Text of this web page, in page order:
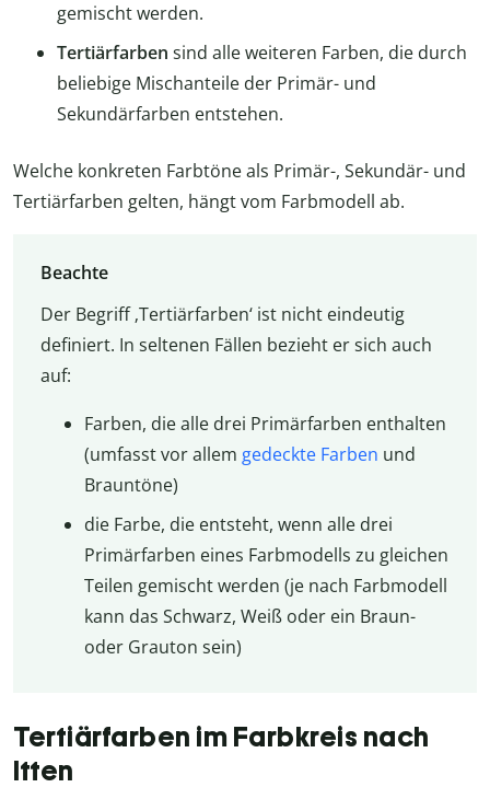
gemischt werden.
Tertiärfarben sind alle weiteren Farben, die durch
beliebige Mischanteile der Primär- und
Sekundärfarben entstehen.
Welche konkreten Farbtöne als Primär-, Sekundär- und
Tertiärfarben gelten, hängt vom Farbmodell ab.
Beachte
Der Begriff ‚Tertiärfarben‘ ist nicht eindeutig
definiert. In seltenen Fällen bezieht er sich auch
auf:
Farben, die alle drei Primärfarben enthalten
(umfasst vor allem gedeckte Farben und
Brauntöne)
die Farbe, die entsteht, wenn alle drei
Primärfarben eines Farbmodells zu gleichen
Teilen gemischt werden (je nach Farbmodell
kann das Schwarz, Weiß oder ein Braun-
oder Grauton sein)
Tertiärfarben im Farbkreis nach
Itten